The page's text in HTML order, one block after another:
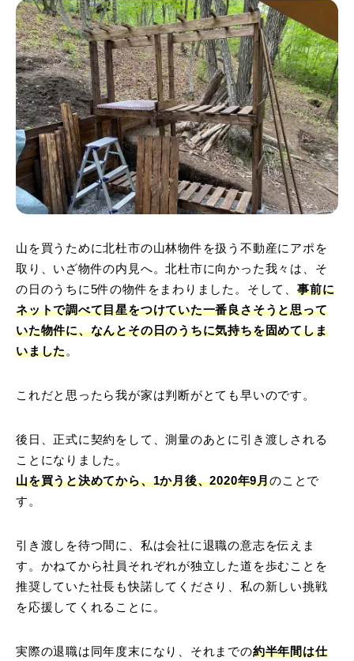
山を買うために北杜市の山林物件を扱う不動産にアポを
取り、いざ物件の内見へ。北杜市に向かった我々は、そ
の日のうちに5件の物件をまわりました。そして、 事前に
ネットで調べて目星をつけていた一番良さそうと思って
いた物件に、なんとその日のうちに気持ちを固めてしま
いました。
これだと思ったら我が家は判断がとても早いのです。
後日、正式に契約をして、測量のあとに引き渡しされる
ことになりました。
山を買うと決めてから、1か月後、2020年9月のことで
す。
引き渡しを待つ間に、私は会社に退職の意志を伝えま
す。かねてから社員それぞれが独立した道を歩むことを
推奨していた社長も快諾してくださり、私の新しい挑戦
を応援してくれることに。
実際の退職は同年度末になり、それまでの約半年間は仕